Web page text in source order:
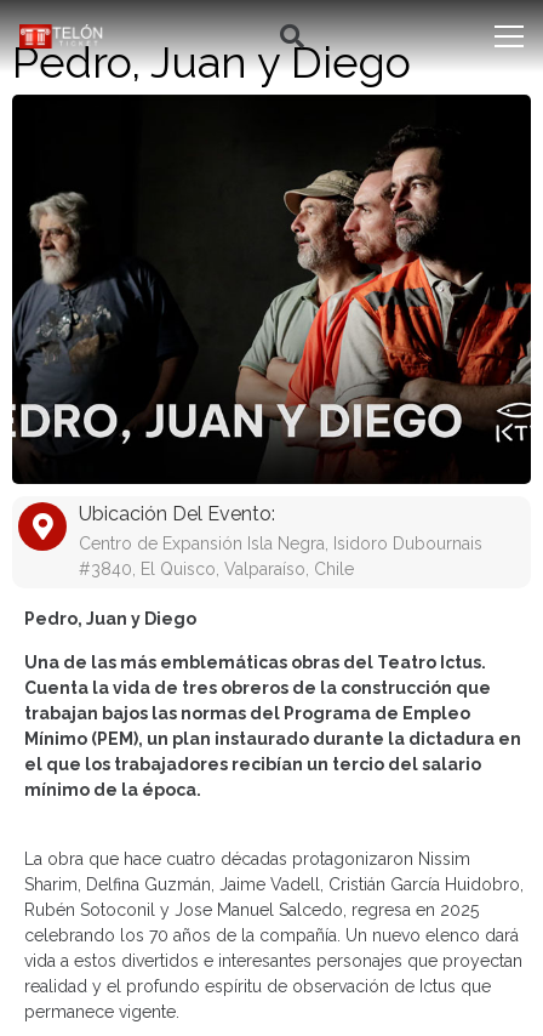
Pedro, Juan y Diego
Ubicación Del Evento:
Centro de Expansión Isla Negra, Isidoro Dubournais
#3840, El Quisco, Valparaíso, Chile
Pedro, Juan y Diego
Una de las más emblemáticas obras del Teatro Ictus.
Cuenta la vida de tres obreros de la construcción que
trabajan bajos las normas del Programa de Empleo
Mínimo (PEM), un plan instaurado durante la dictadura en
el que los trabajadores recibían un tercio del salario
mínimo de la época.
La obra que hace cuatro décadas protagonizaron Nissim
Sharim, Delfina Guzmán, Jaime Vadell, Cristián García Huidobro,
Rubén Sotoconil y Jose Manuel Salcedo, regresa en 2025
celebrando los 70 años de la compañía. Un nuevo elenco dará
vida a estos divertidos e interesantes personajes que proyectan
realidad y el profundo espíritu de observación de Ictus que
permanece vigente.